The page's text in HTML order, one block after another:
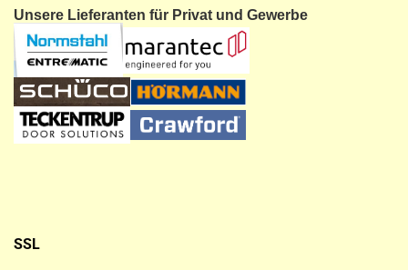
Unsere Lieferanten für Privat und Gewerbe
SSL